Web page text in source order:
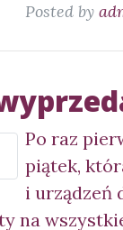
Posted by
Po raz
piątek,
i urządzeń
na